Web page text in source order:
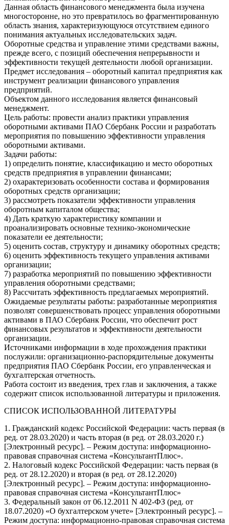
Данная область финансового менеджмента была изучена
многосторонне, но это превратилось во фрагментированную
область знания, характеризующуюся отсутствием единого
понимания актуальных исследовательских задач.
Оборотные средства и управление этими средствами важны,
прежде всего, с позиций обеспечения непрерывности и
эффективности текущей деятельности любой организации.
Предмет исследования – оборотный капитал предприятия как
инструмент реализации финансового управления
предприятий.
Объектом данного исследования является финансовый
менеджмент.
Цель работы: провести анализ практики управления
оборотными активами ПАО Сбербанк России и разработать
мероприятия по повышению эффективности управления
оборотными активами.
Задачи работы:
1) определить понятие, классификацию и место оборотных
средств предприятия в управлении финансами;
2) охарактеризовать особенности состава и формирования
оборотных средств организации;
3) рассмотреть показатели эффективности управления
оборотным капиталом общества;
4) Дать краткую характеристику компании и
проанализировать основные технико-экономические
показатели ее деятельности;
5) оценить состав, структуру и динамику оборотных средств;
6) оценить эффективность текущего управления активами
организации;
7) разработка мероприятий по повышению эффективности
управления оборотными средствами;
8) Рассчитать эффективность предлагаемых мероприятий.
Ожидаемые результаты работы: разработанные мероприятия
позволят совершенствовать процесс управления оборотными
активами в ПАО Сбербанк России, что обеспечит рост
финансовых результатов и эффективности деятельности
организации.
Источниками информации в ходе прохождения практики
послужили: организационно-распорядительные документы
предприятия ПАО Сбербанк России, его управленческая и
бухгалтерская отчетность.
Работа состоит из введения, трех глав и заключения, а также
содержит список использованной литературы и приложения.
СПИСОК ИСПОЛЬЗОВАННОЙ ЛИТЕРАТУРЫ
1. Гражданский кодекс Российской Федерации: часть первая (в
ред. от 28.03.2020) и часть вторая (в ред. от 28.03.2020 г.)
[Электронный ресурс]. – Режим доступа: информационно-
правовая справочная система «КонсультантПлюс».
2. Налоговый кодекс Российской Федерации: часть первая (в
ред. от 28.12.2020) и вторая (в ред. от 28.12.2020)
[Электронный ресурс]. – Режим доступа: информационно-
правовая справочная система «КонсультантПлюс»
3. Федеральный закон от 06.12.2011 N 402-ФЗ (ред. от
18.07.2020) «О бухгалтерском учете» [Электронный ресурс]. –
Режим доступа: информационно-правовая справочная система